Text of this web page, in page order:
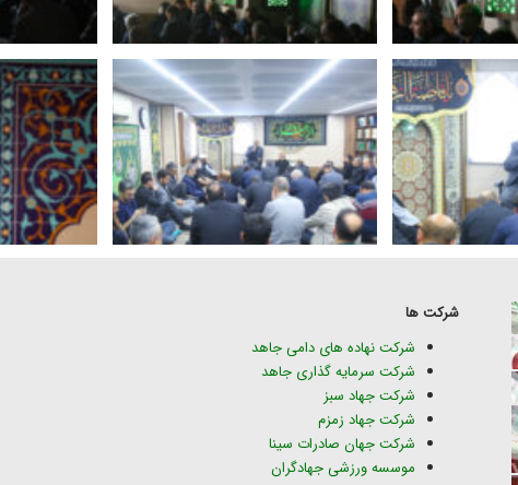
شرکت ها
شرکت نهاده های دامی جاهد
شرکت سرمایه گذاری جاهد
شرکت جهاد سبز
شرکت جهاد زمزم
شرکت جهان صادرات سینا
موسسه ورزشی جهادگران